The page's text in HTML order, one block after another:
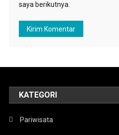
saya berikutnya.
KATEGORI
Pariwisata